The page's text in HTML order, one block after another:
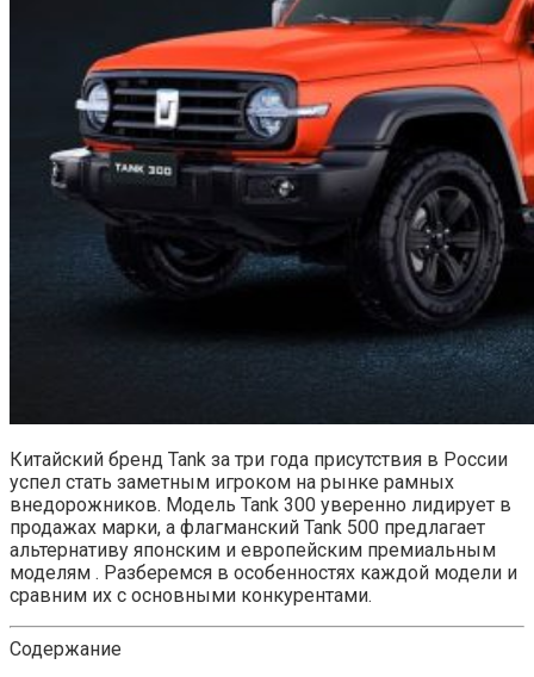
Китайский бренд Tank за три года присутствия в России
успел стать заметным игроком на рынке рамных
внедорожников. Модель Tank 300 уверенно лидирует в
продажах марки, а флагманский Tank 500 предлагает
альтернативу японским и европейским премиальным
моделям . Разберемся в особенностях каждой модели и
сравним их с основными конкурентами.
Содержание